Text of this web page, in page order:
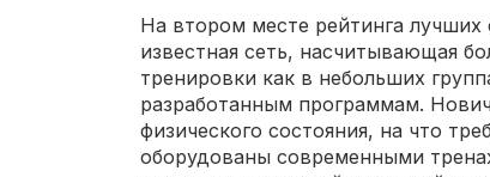
На втором месте рейтинга
известная сеть, насчитывающая
тренировки как в небольших
разработанным программам.
физического состояния, на что
оборудованы современными